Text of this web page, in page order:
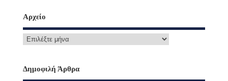
Αρχείο
Δημοφιλή Άρθρα